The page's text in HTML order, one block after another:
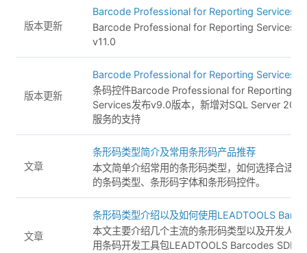
版本更新
Barcode Professional for Reporting Services
Barcode Professional for Reporting Services
v11.0
版本更新
Barcode Professional for Reporting Services
条码控件Barcode Professional for Reporting
Services发布v9.0版本，新增对SQL Server
服务的支持
文章
条形码类型简介及常用条形码产品推荐
本文简单介绍常用的条形码类型，如何选择合适
的条码类型、条形码字体和条形码控件。
文章
条形码类型介绍以及如何使用LEADTOOLS
本文主要介绍几个主流的条形码类型以及开发人
用条码开发工具包LEADTOOLS Barcodes SDK